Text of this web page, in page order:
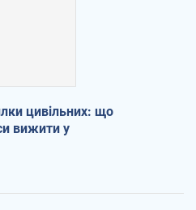
цивільних: що
вижити у